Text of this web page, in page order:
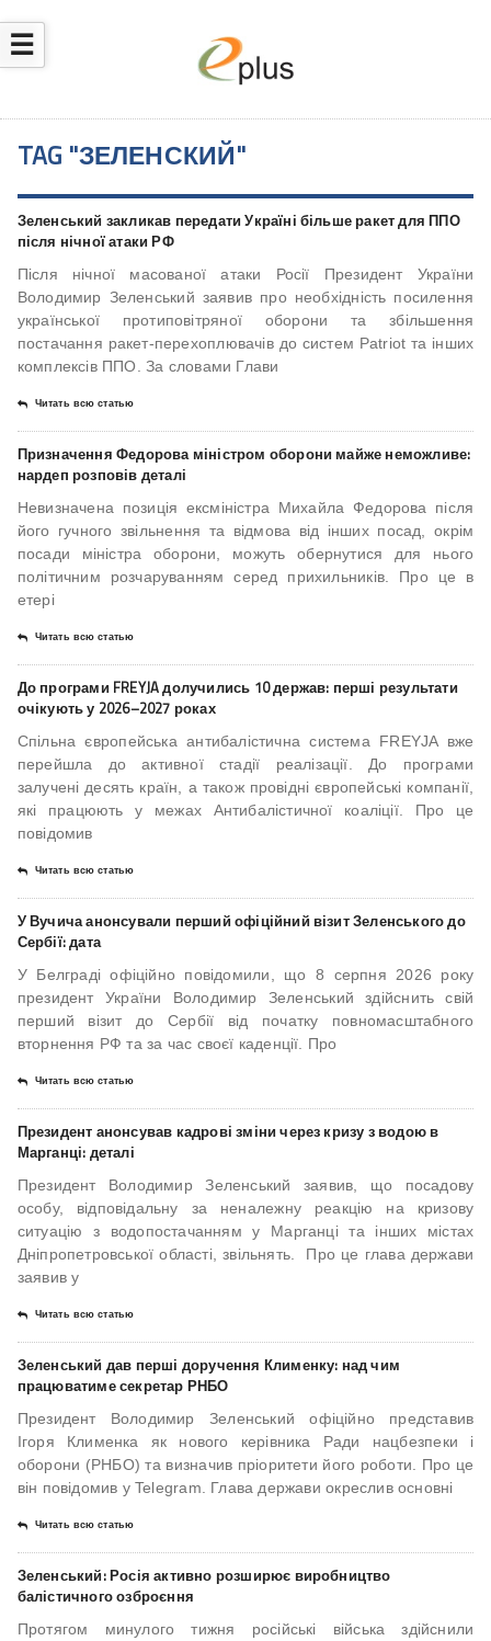
☰
TAG "ЗЕЛЕНСКИЙ"
Зеленський закликав передати Україні більше ракет для ППО
після нічної атаки РФ
Після нічної масованої атаки Росії Президент України
Володимир Зеленський заявив про необхідність посилення
української протиповітряної оборони та збільшення
постачання ракет-перехоплювачів до систем Patriot та інших
комплексів ППО. За словами Глави
Читать всю статью
Призначення Федорова міністром оборони майже неможливе:
нардеп розповів деталі
Невизначена позиція ексміністра Михайла Федорова після
його гучного звільнення та відмова від інших посад, окрім
посади міністра оборони, можуть обернутися для нього
політичним розчаруванням серед прихильників. Про це в
етері
Читать всю статью
До програми FREYJA долучились 10 держав: перші результати
очікують у 2026–2027 роках
Спільна європейська антибалістична система FREYJA вже
перейшла до активної стадії реалізації. До програми
залучені десять країн, а також провідні європейські компанії,
які працюють у межах Антибалістичної коаліції. Про це
повідомив
Читать всю статью
У Вучича анонсували перший офіційний візит Зеленського до
Сербії: дата
У Белграді офіційно повідомили, що 8 серпня 2026 року
президент України Володимир Зеленський здійснить свій
перший візит до Сербії від початку повномасштабного
вторнення РФ та за час своєї каденції. Про
Читать всю статью
Президент анонсував кадрові зміни через кризу з водою в
Марганці: деталі
Президент Володимир Зеленський заявив, що посадову
особу, відповідальну за неналежну реакцію на кризову
ситуацію з водопостачанням у Марганці та інших містах
Дніпропетровської області, звільнять. Про це глава держави
заявив у
Читать всю статью
Зеленський дав перші доручення Клименку: над чим
працюватиме секретар РНБО
Президент Володимир Зеленський офіційно представив
Ігоря Клименка як нового керівника Ради нацбезпеки і
оборони (РНБО) та визначив пріоритети його роботи. Про це
він повідомив у Telegram. Глава держави окреслив основні
Читать всю статью
Зеленський: Росія активно розширює виробництво
балістичного озброєння
Протягом минулого тижня російські війська здійснили